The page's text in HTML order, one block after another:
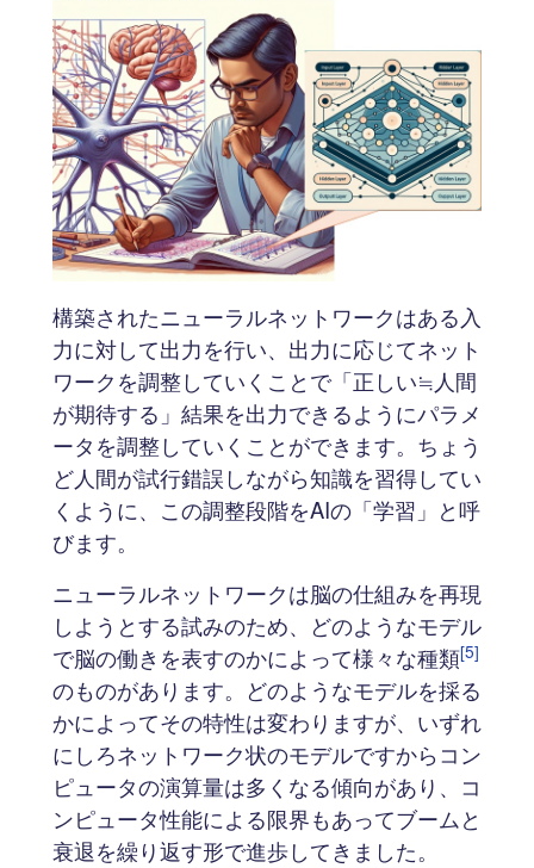
構築されたニューラルネットワークはある入
力に対して出力を行い、出力に応じてネット
ワークを調整していくことで「正しい≒人間
が期待する」結果を出力できるようにパラメ
ータを調整していくことができます。ちょう
ど人間が試行錯誤しながら知識を習得してい
くように、この調整段階をAIの「学習」と呼
びます。
ニューラルネットワークは脳の仕組みを再現
しようとする試みのため、どのようなモデル
で脳の働きを表すのかによって様々な種類[5]
のものがあります。どのようなモデルを採る
かによってその特性は変わりますが、いずれ
にしろネットワーク状のモデルですからコン
ピュータの演算量は多くなる傾向があり、コ
ンピュータ性能による限界もあってブームと
衰退を繰り返す形で進歩してきました。